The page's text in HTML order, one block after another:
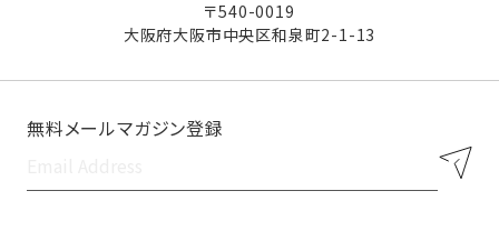
〒540-0019
大阪府大阪市中央区和泉町2-1-13
無料メールマガジン登録